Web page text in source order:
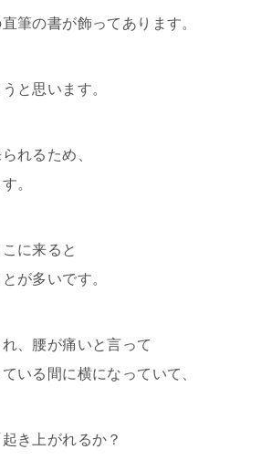
筆の書が飾ってあります。
と思います。
れるため、
。
に来ると
が多いです。
、腰が痛いと言って
いる間に横になっていて、
き上がれるか？